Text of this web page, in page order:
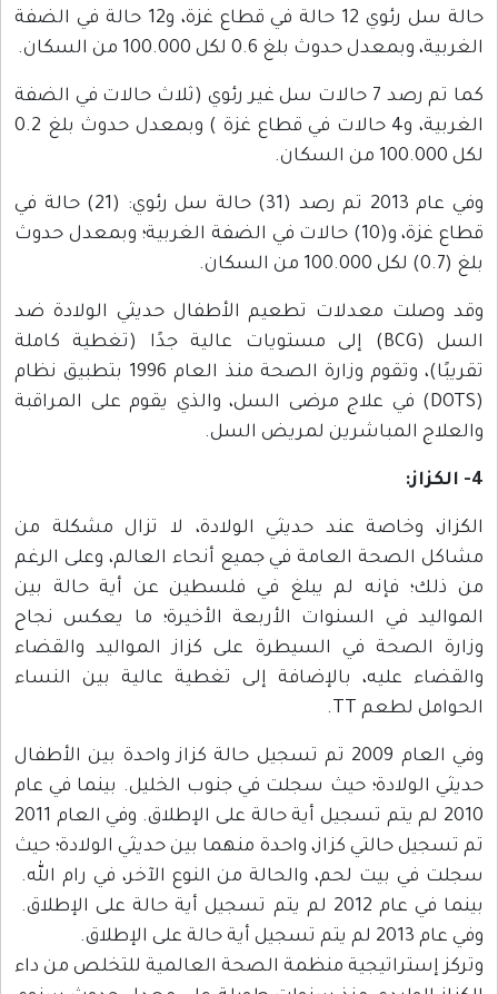
حالة سل رئوي 12 حالة في قطاع غزة، و12 حالة في الضفة
الغربية، وبمعدل حدوث بلغ 0.6 لكل 100.000 من السكان.
كما تم رصد 7 حالات سل غير رئوي (ثلاث حالات في الضفة
الغربية، و4 حالات في قطاع غزة ) وبمعدل حدوث بلغ 0.2
لكل 100.000 من السكان.
وفي عام 2013 تم رصد (31) حالة سل رئوي: (21) حالة في
قطاع غزة، و(10) حالات في الضفة الغربية؛ وبمعدل حدوث
بلغ (0.7) لكل 100.000 من السكان.
وقد وصلت معدلات تطعيم الأطفال حديثي الولادة ضد
السل (BCG) إلى مستويات عالية جدًا (تغطية كاملة
تقريبًا)، وتقوم وزارة الصحة منذ العام 1996 بتطبيق نظام
(DOTS) في علاج مرضى السل، والذي يقوم على المراقبة
والعلاج المباشرين لمريض السل.
4- الكزاز:
الكزاز، وخاصة عند حديثي الولادة، لا تزال مشكلة من
مشاكل الصحة العامة في جميع أنحاء العالم، وعلى الرغم
من ذلك؛ فإنه لم يبلغ في فلسطين عن أية حالة بين
المواليد في السنوات الأربعة الأخيرة؛ ما يعكس نجاح
وزارة الصحة في السيطرة على كزاز المواليد والقضاء
والقضاء عليه، بالإضافة إلى تغطية عالية بين النساء
الحوامل لطعم TT.
وفي العام 2009 تم تسجيل حالة كزاز واحدة بين الأطفال
حديثي الولادة؛ حيث سجلت في جنوب الخليل. بينما في عام
2010 لم يتم تسجيل أية حالة على الإطلاق. وفي العام 2011
تم تسجيل حالتي كزاز، واحدة منهما بين حديثي الولادة؛ حيث
سجلت في بيت لحم، والحالة من النوع الآخر، في رام الله.
بينما في عام 2012 لم يتم تسجيل أية حالة على الإطلاق.
وفي عام 2013 لم يتم تسجيل أية حالة على الإطلاق.
وتركز إستراتيجية منظمة الصحة العالمية للتخلص من داء